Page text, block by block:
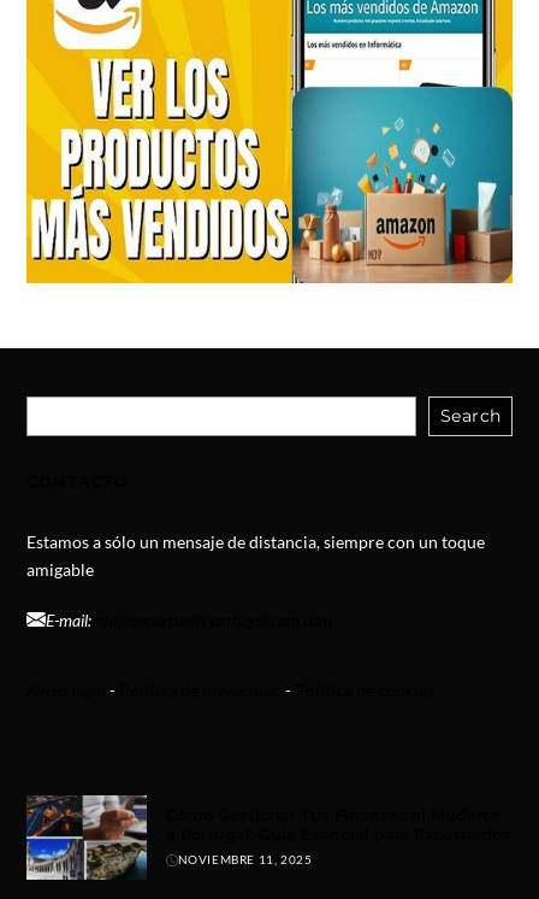
Search
Estamos a sólo un mensaje de distancia, siempre con un toque
amigable
E-mail:info@opportunityportugal.com.com
- -
NOVIEMBRE 11, 2025